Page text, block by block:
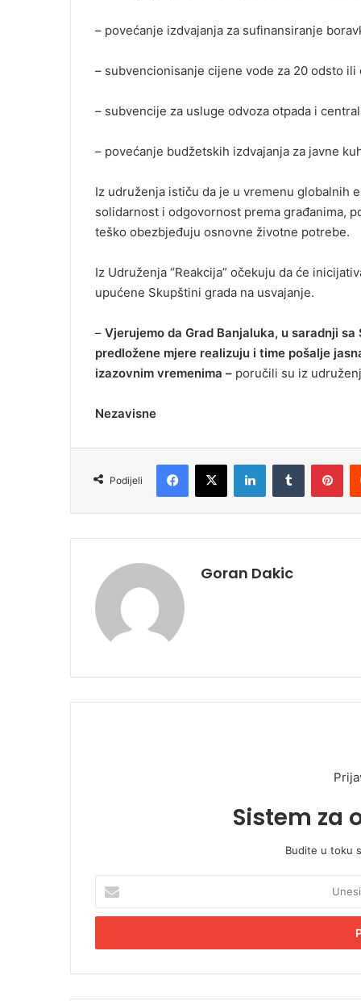
– povećanje izdvajanja za sufinansiranje
– subvencionisanje cijene vode za 20 odsto
– subvencije za usluge odvoza otpada i
– povećanje budžetskih izdvajanja za javne
Iz udruženja ističu da je u vremenu globalnih
solidarnost i odgovornost prema građanima,
teško obezbjeđuju osnovne životne potrebe.
Iz Udruženja “Reakcija” očekuju da će
upućene Skupštini grada na usvajanje.
– Vjerujemo da Grad Banjaluka, u saradnji
predložene mjere realizuju i time pošalje
izazovnim vremenima – poručili su iz
Nezavisne
Podijeli
Goran Dakic
Sistem za
Budite u toku
e
i